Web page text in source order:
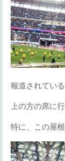
報道されてい
上の方の席に
特に、この屋根